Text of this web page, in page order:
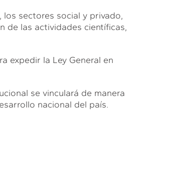
sectores social y privado,
de las actividades científicas,
expedir la Ley General en
se vinculará de manera
nacional del país.